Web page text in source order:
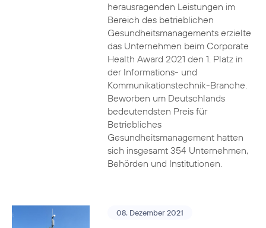
herausragenden Leistungen im
Bereich des betrieblichen
Gesundheitsmanagements erzielte
das Unternehmen beim Corporate
Health Award 2021 den 1. Platz in
der Informations- und
Kommunikationstechnik-Branche.
Beworben um Deutschlands
bedeutendsten Preis für
Betriebliches
Gesundheitsmanagement hatten
sich insgesamt 354 Unternehmen,
Behörden und Institutionen.
08. Dezember 2021